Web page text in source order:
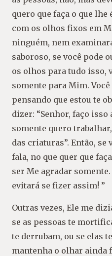
quero que faça o que
com os olhos fixos em
ninguém, nem
saboroso, se você pode
os olhos para tudo isso,
somente para Mim.
pensando que estou te
dizer: “Senhor, faço
somente quero
das criaturas”. Então, se
fala, no que quer que
ser Me agradar
evitará se fizer assim! ”
Outras vezes, Ele me
se as pessoas te
te derrubam, ou se elas
mantenha o olhar ainda